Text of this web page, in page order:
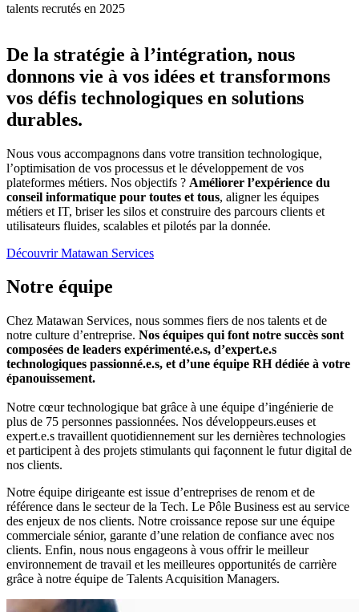
talents recrutés en 2025
De la stratégie à l’intégration, nous
donnons vie à vos idées et transformons
vos défis technologiques en solutions
durables.
Nous vous accompagnons dans votre transition technologique,
l’optimisation de vos processus et le développement de vos
plateformes métiers. Nos objectifs ? Améliorer l’expérience du
conseil informatique pour toutes et tous, aligner les équipes
métiers et IT, briser les silos et construire des parcours clients et
utilisateurs fluides, scalables et pilotés par la donnée.
Découvrir Matawan Services
Notre équipe
Chez Matawan Services, nous sommes fiers de nos talents et de
notre culture d’entreprise. Nos équipes qui font notre succès sont
composées de leaders expérimenté.e.s, d’expert.e.s
technologiques passionné.e.s, et d’une équipe RH dédiée à votre
épanouissement.
Notre cœur technologique bat grâce à une équipe d’ingénierie de
plus de 75 personnes passionnées. Nos développeurs.euses et
expert.e.s travaillent quotidiennement sur les dernières technologies
et participent à des projets stimulants qui façonnent le futur digital de
nos clients.
Notre équipe dirigeante est issue d’entreprises de renom et de
référence dans le secteur de la Tech. Le Pôle Business est au service
des enjeux de nos clients. Notre croissance repose sur une équipe
commerciale sénior, garante d’une relation de confiance avec nos
clients. Enfin, nous nous engageons à vous offrir le meilleur
environnement de travail et les meilleures opportunités de carrière
grâce à notre équipe de Talents Acquisition Managers.